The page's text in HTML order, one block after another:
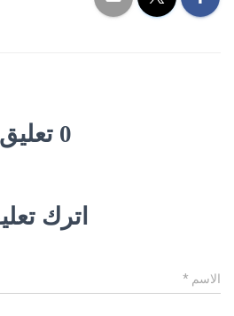
0 تعليق
اترك
الاسم *